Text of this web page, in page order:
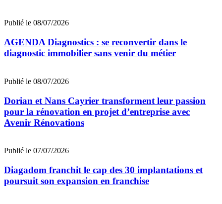
Publié le 08/07/2026
AGENDA Diagnostics : se reconvertir dans le
diagnostic immobilier sans venir du métier
Publié le 08/07/2026
Dorian et Nans Cayrier transforment leur passion
pour la rénovation en projet d’entreprise avec
Avenir Rénovations
Publié le 07/07/2026
Diagadom franchit le cap des 30 implantations et
poursuit son expansion en franchise